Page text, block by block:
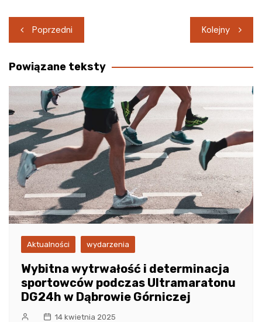
Nawigacja
wpisu
Poprzedni Kolejny
Powiązane teksty
Aktualności wydarzenia
Wybitna wytrwałość i determinacja
sportowców podczas Ultramaratonu
DG24h w Dąbrowie Górniczej
14 kwietnia 2025